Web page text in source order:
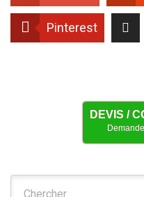
Pinterest
DEVIS /